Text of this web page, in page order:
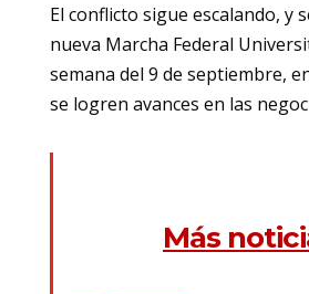
El conflicto sigue escalando, y
nueva Marcha Federal
semana del 9 de septiembre,
se logren avances en las
Más